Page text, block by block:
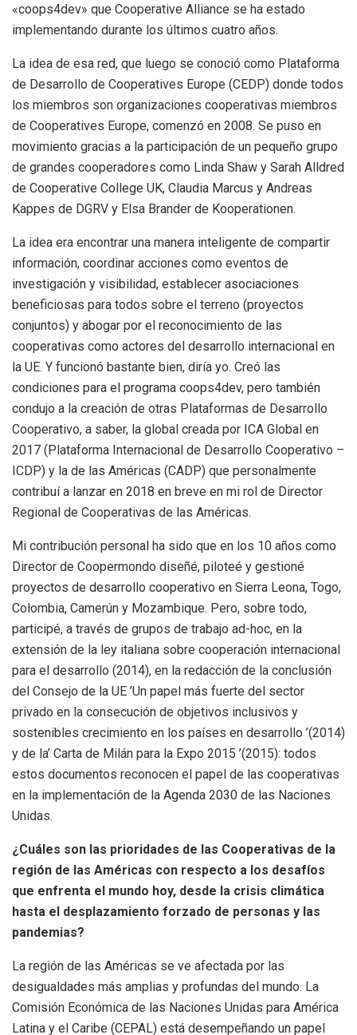
«coops4dev» que Cooperative Alliance se ha estado
implementando durante los últimos cuatro años.
La idea de esa red, que luego se conoció como Plataforma
de Desarrollo de Cooperatives Europe (CEDP) donde todos
los miembros son organizaciones cooperativas miembros
de Cooperatives Europe, comenzó en 2008. Se puso en
movimiento gracias a la participación de un pequeño grupo
de grandes cooperadores como Linda Shaw y Sarah Alldred
de Cooperative College UK, Claudia Marcus y Andreas
Kappes de DGRV y Elsa Brander de Kooperationen.
La idea era encontrar una manera inteligente de compartir
información, coordinar acciones como eventos de
investigación y visibilidad, establecer asociaciones
beneficiosas para todos sobre el terreno (proyectos
conjuntos) y abogar por el reconocimiento de las
cooperativas como actores del desarrollo internacional en
la UE. Y funcionó bastante bien, diría yo. Creó las
condiciones para el programa coops4dev, pero también
condujo a la creación de otras Plataformas de Desarrollo
Cooperativo, a saber, la global creada por ICA Global en
2017 (Plataforma Internacional de Desarrollo Cooperativo –
ICDP) y la de las Américas (CADP) que personalmente
contribuí a lanzar en 2018 en breve en mi rol de Director
Regional de Cooperativas de las Américas.
Mi contribución personal ha sido que en los 10 años como
Director de Coopermondo diseñé, piloteé y gestioné
proyectos de desarrollo cooperativo en Sierra Leona, Togo,
Colombia, Camerún y Mozambique. Pero, sobre todo,
participé, a través de grupos de trabajo ad-hoc, en la
extensión de la ley italiana sobre cooperación internacional
para el desarrollo (2014), en la redacción de la conclusión
del Consejo de la UE ’Un papel más fuerte del sector
privado en la consecución de objetivos inclusivos y
sostenibles crecimiento en los países en desarrollo ’(2014)
y de la’ Carta de Milán para la Expo 2015 ’(2015): todos
estos documentos reconocen el papel de las cooperativas
en la implementación de la Agenda 2030 de las Naciones
Unidas.
¿Cuáles son las prioridades de las Cooperativas de la
región de las Américas con respecto a los desafíos
que enfrenta el mundo hoy, desde la crisis climática
hasta el desplazamiento forzado de personas y las
pandemias?
La región de las Américas se ve afectada por las
desigualdades más amplias y profundas del mundo. La
Comisión Económica de las Naciones Unidas para América
Latina y el Caribe (CEPAL) está desempeñando un papel